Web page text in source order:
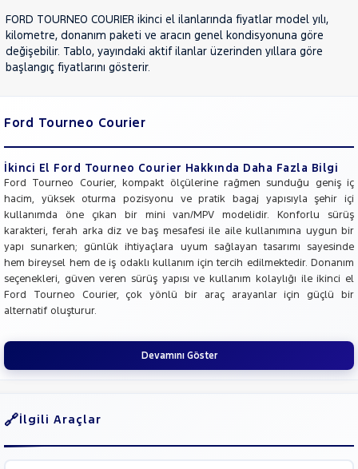
FORD TOURNEO COURIER ikinci el ilanlarında fiyatlar model yılı,
kilometre, donanım paketi ve aracın genel kondisyonuna göre
değişebilir. Tablo, yayındaki aktif ilanlar üzerinden yıllara göre
başlangıç fiyatlarını gösterir.
Ford Tourneo Courier
İkinci El Ford Tourneo Courier Hakkında Daha Fazla Bilgi
Ford Tourneo Courier, kompakt ölçülerine rağmen sunduğu geniş iç
hacim, yüksek oturma pozisyonu ve pratik bagaj yapısıyla şehir içi
kullanımda öne çıkan bir mini van/MPV modelidir. Konforlu sürüş
karakteri, ferah arka diz ve baş mesafesi ile aile kullanımına uygun bir
yapı sunarken; günlük ihtiyaçlara uyum sağlayan tasarımı sayesinde
hem bireysel hem de iş odaklı kullanım için tercih edilmektedir. Donanım
seçenekleri, güven veren sürüş yapısı ve kullanım kolaylığı ile ikinci el
Ford Tourneo Courier, çok yönlü bir araç arayanlar için güçlü bir
alternatif oluşturur.
Devamını Göster
İlgili Araçlar